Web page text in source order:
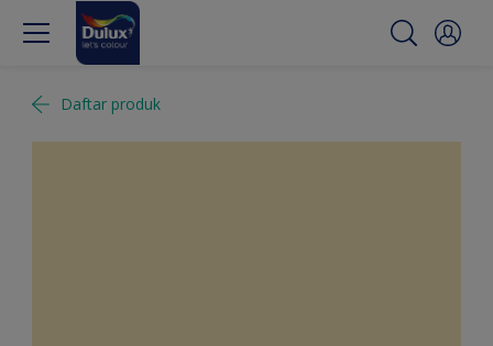
Daftar produk